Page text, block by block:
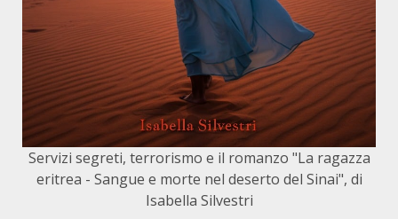
Servizi segreti, terrorismo e il romanzo "La ragazza
eritrea - Sangue e morte nel deserto del Sinai", di
Isabella Silvestri